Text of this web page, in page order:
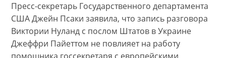
Пресс-секретарь Государственного департамента
США Джейн Псаки заявила, что запись разговора
Виктории Нуланд с послом Штатов в Украине
Джеффри Пайеттом не повлияет на работу